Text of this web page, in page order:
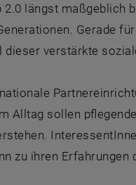
längst maßgeblich
Gerade
verstärkte
Alltag sollen
zu ihren Erfahrungen